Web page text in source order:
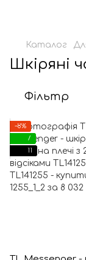
Каталог
Шкіряні
Фільтр
−8%
7
11